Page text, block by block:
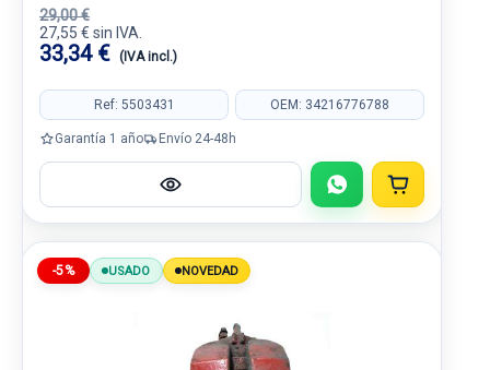
29,00 €
27,55 € sin IVA.
33,34 € (IVA incl.)
Ref: 5503431 OEM: 34216776788
Garantía 1 año Envío 24-48h
-5% USADO NOVEDAD